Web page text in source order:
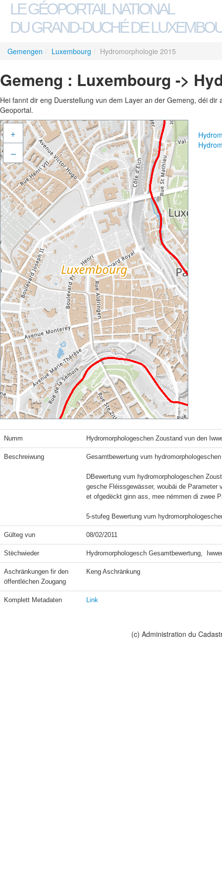
LE GÉOPORTAIL NATIONAL
DU GRAND-DUCHÉ DE
Gemengen / Luxembourg / Hydromorphologie 2015
Gemeng : Luxembourg ->
Hei fannt dir eng Duerstellung vun dem Layer an der Gemeng, déi
Geoportal.
+
–
Numm Hydromorphologeschen Zoustand vun den
Beschreiwung Gesamtbewertung vum
DBewertung vum hydromorphologeschen
gesche Fléissgewässer, woubäi de Parameter
et ofgedëckt ginn ass, mee nëmmen di zwee
Gülteg vun 08/02/2011
Stëchwieder Hydromorphologesch Gesamtbewertung,
Aschränkungen fir den
öffentlëchen Zougang
Keng Aschränkung
Komplett Metadaten Link
(c) Administration du